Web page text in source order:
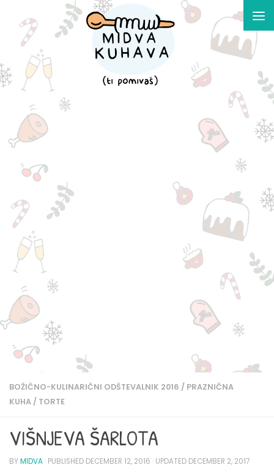
BOŽIČNO-KULINARIČNI ODŠTEVALNIK 2016 / PRAZNIČNA
KUHA / TORTE
VIŠNJEVA ŠARLOTA
BYMIDVA · PUBLISHED DECEMBER 12, 2016 · UPDATED DECEMBER 2, 2017